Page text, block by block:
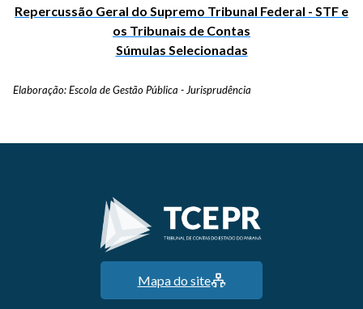
Repercussão Geral do Supremo Tribunal Federal - STF e
os Tribunais de Contas
Súmulas Selecionadas
Elaboração: Escola de Gestão Pública - Jurisprudência
Mapa do site